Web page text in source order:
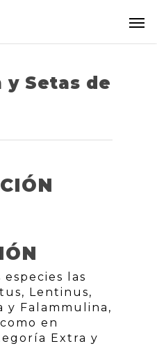
y Setas de
las
Lentinus,
y Falammulina,
en
Extra y